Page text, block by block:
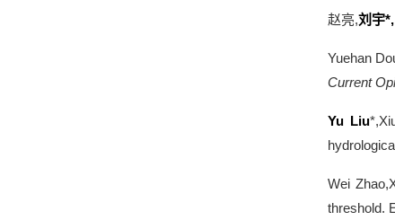
赵亮,刘宇*,
Yuehan
Current
Yu Liu
Wei
threshold.